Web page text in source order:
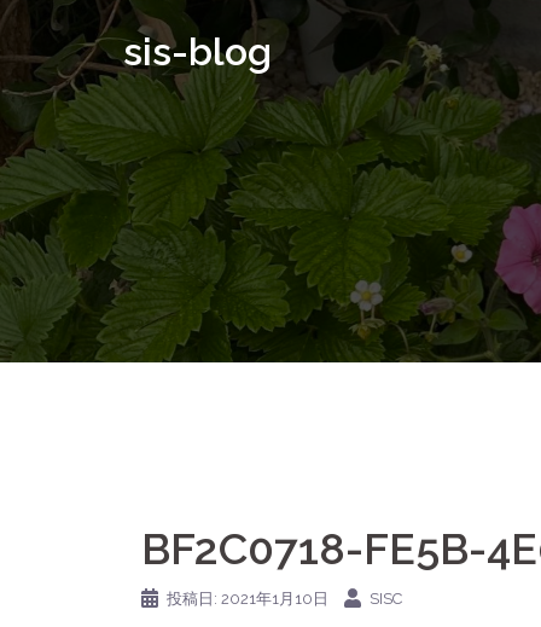
コ
ン
ツ
へ
ス
キ
ッ
sis-blog
BF2C0718-FE5B-
投稿日: 2021年1月10日 SISC